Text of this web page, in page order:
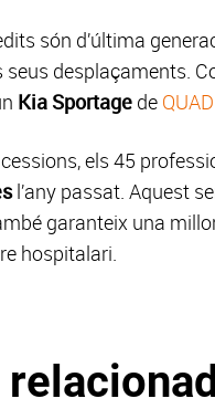
són d’última
seus desplaçaments.
Kia Sportage de
els 45
l’any passat. Aquest
garanteix una
hospitalari.